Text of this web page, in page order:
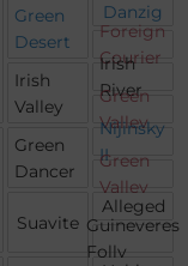
Green
Desert
Irish
Valley
Green
Dancer
Suavite
Danzig
Foreign
Courier
Irish
River
Green
Valley
Nijinsky
II
Green
Valley
Alleged
Guineveres
Folly